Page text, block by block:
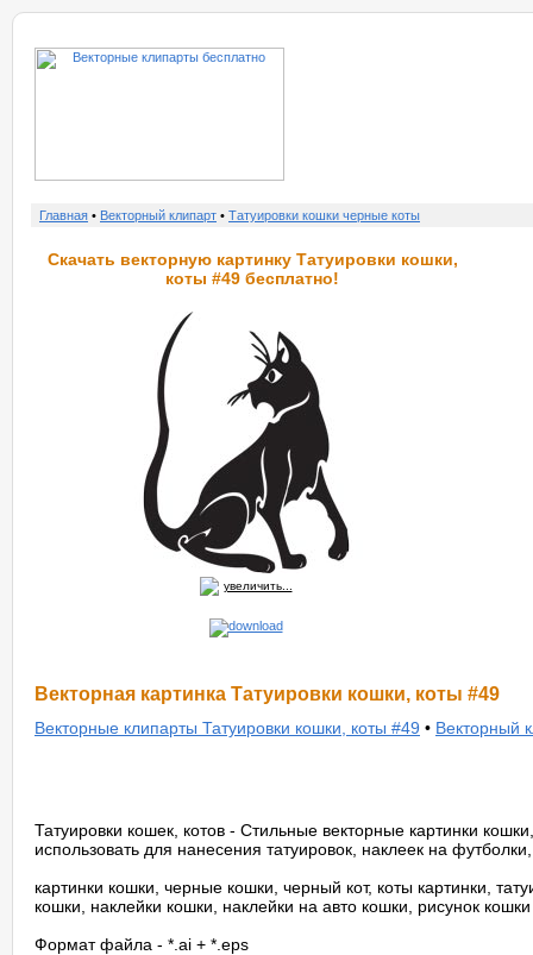
Главная • Векторный клипарт • Татуировки кошки черные коты
Скачать векторную картинку Татуировки кошки,
коты #49 бесплатно!
увеличить...
Векторная картинка Татуировки кошки, коты #49
Векторные клипарты Татуировки кошки, коты #49 • Векторный
Татуировки кошек, котов - Стильные векторные картинки
использовать для нанесения татуировок, наклеек на
картинки кошки, черные кошки, черный кот, коты картинки,
кошки, наклейки кошки, наклейки на авто кошки, рисунок кошки
Формат файла - *.ai + *.eps